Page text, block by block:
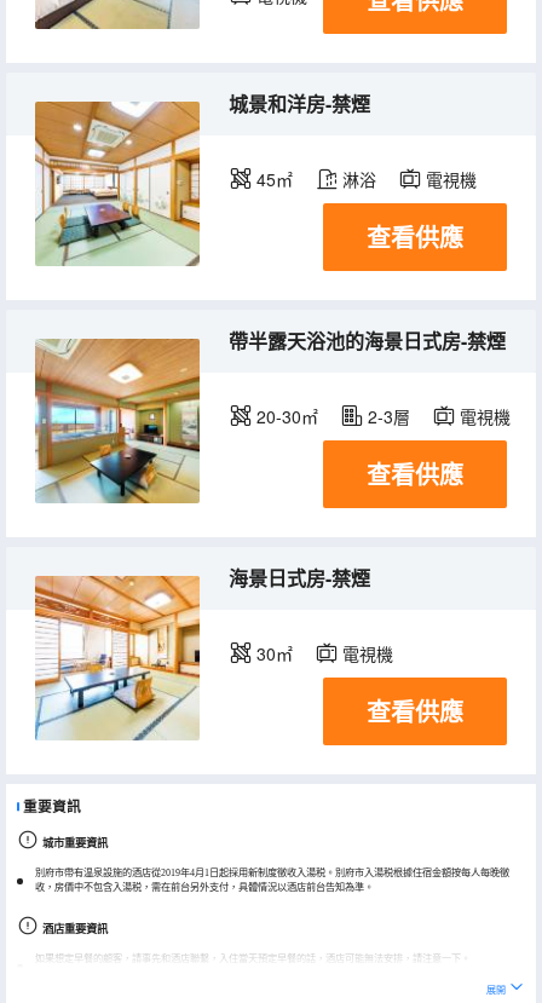
城景和洋房-禁煙
45㎡ 淋浴 電視機
查看供應
帶半露天浴池的海景日式房-禁煙
20-30㎡ 2-3層 電視機
查看供應
海景日式房-禁煙
30㎡ 電視機
查看供應
重要資訊
城市重要資訊
別府市帶有温泉設施的酒店從2019年4月1日起採用新制度徵收入湯税。別府市入湯税根據住宿金額按每人每晚徵
收，房價中不包含入湯税，需在前台另外支付，具體情況以酒店前台告知為準。
酒店重要資訊
如果想定早餐的顧客，請事先和酒店聯繫，入住當天預定早餐的話，酒店可能無法安排，請注意一下。
展開